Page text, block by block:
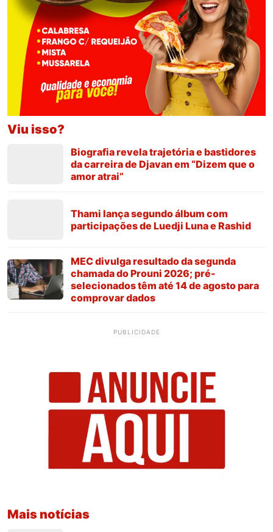
Viu isso?
Biografia revela trajetória e bastidores
da carreira de Djavan em “Dizem que o
amor atrai”
Thami lança segundo álbum com
participações de Luedji Luna e Rashid
MEC divulga resultado da segunda
chamada do Prouni 2026; pré-
selecionados têm até 14 de agosto para
comprovar dados
PUBLICIDADE
Mais notícias